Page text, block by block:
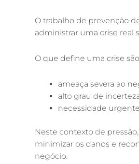
O trabalho de prevenção
administrar uma crise real
O que define uma crise
ameaça severa ao
alto grau de
necessidade
Neste contexto de
minimizar os danos e
negócio.